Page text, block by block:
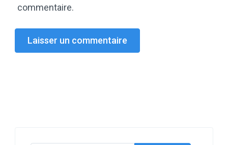
commentaire.